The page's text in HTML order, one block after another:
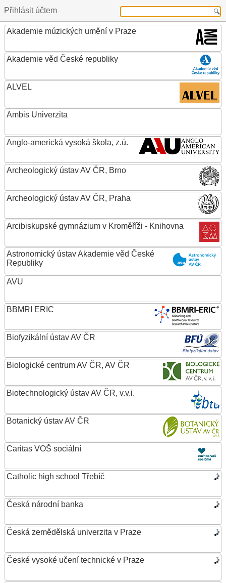
Přihlásit účtem
Akademie múzických umění v Praze
Akademie věd České republiky
ALVEL
Ambis Univerzita
Anglo-americká vysoká škola, z.ú.
Archeologický ústav AV ČR, Brno
Archeologický ústav AV ČR, Praha
Arcibiskupské gymnázium v Kroměříži - Knihovna
Astronomický ústav Akademie věd České
Republiky
AVU
BBMRI ERIC
Biofyzikální ústav AV ČR
Biologické centrum AV ČR, AV ČR
Biotechnologický ústav AV ČR, v.v.i.
Botanický ústav AV ČR
Caritas VOŠ sociální
Catholic high school Třebíč
Česká národní banka
Česká zemědělská univerzita v Praze
České vysoké učení technické v Praze